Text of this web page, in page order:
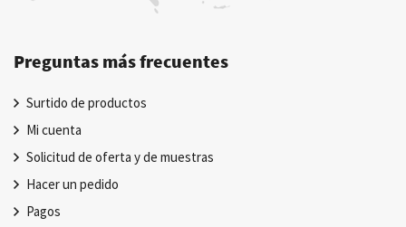
Preguntas más frecuentes
Surtido de productos
Mi cuenta
Solicitud de oferta y de muestras
Hacer un pedido
Pagos